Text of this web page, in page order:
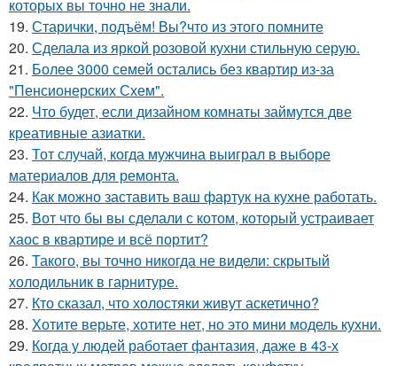
которых вы точно не знали.
19. Старички, подъём! Вы?что из этого помните
20. Сделала из яркой розовой кухни стильную серую.
21. Более 3000 семей остались без квартир из-за
"Пенсионерских Схем".
22. Что будет, если дизайном комнаты займутся две
креативные азиатки.
23. Тот случай, когда мужчина выиграл в выборе
материалов для ремонта.
24. Как можно заставить ваш фартук на кухне работать.
25. Вот что бы вы сделали с котом, который устраивает
хаос в квартире и всё портит?
26. Такого, вы точно никогда не видели: скрытый
холодильник в гарнитуре.
27. Кто сказал, что холостяки живут аскетично?
28. Хотите верьте, хотите нет, но это мини модель кухни.
29. Когда у людей работает фантазия, даже в 43-х